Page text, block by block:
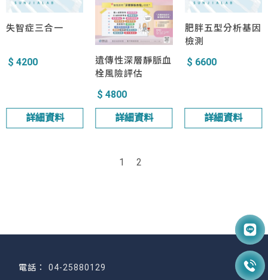
失智症三合一
$ 4200
詳細資料
遺傳性深層靜脈血
栓風險評估
$ 4800
詳細資料
肥胖五型分析基因
檢測
$ 6600
詳細資料
1 2
04-25880129